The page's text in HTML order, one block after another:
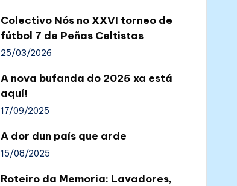
Colectivo Nós no XXVI torneo de
fútbol 7 de Peñas Celtistas
25/03/2026
A nova bufanda do 2025 xa está
aquí!
17/09/2025
A dor dun país que arde
15/08/2025
Roteiro da Memoria: Lavadores,